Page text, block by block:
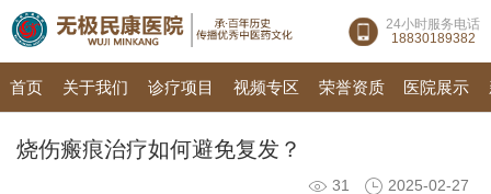
24小时服务电话
18830189382
首页 关于我们 诊疗项目 视频专区 荣誉资质 医院展示
烧伤瘢痕治疗如何避免复发？
31 2025-02-27